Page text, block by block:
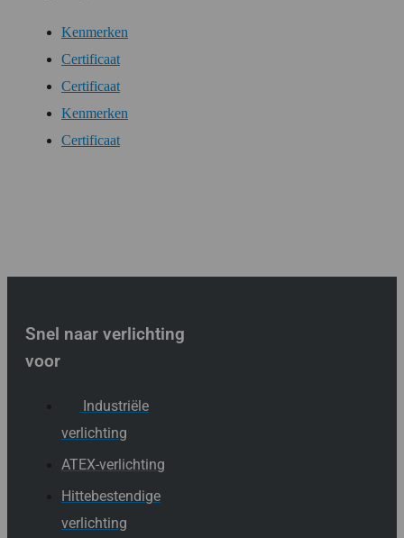
Kenmerken
Certificaat
Certificaat
Kenmerken
Certificaat
Snel naar verlichting
voor
Industriële
verlichting
ATEX-verlichting
Hittebestendige
verlichting